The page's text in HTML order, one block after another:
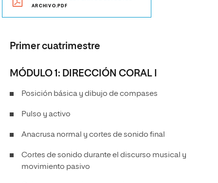
ARCHIVO.PDF
Primer cuatrimestre
MÓDULO 1: DIRECCIÓN CORAL I
Posición básica y dibujo de compases
Pulso y activo
Anacrusa normal y cortes de sonido final
Cortes de sonido durante el discurso musical y
movimiento pasivo